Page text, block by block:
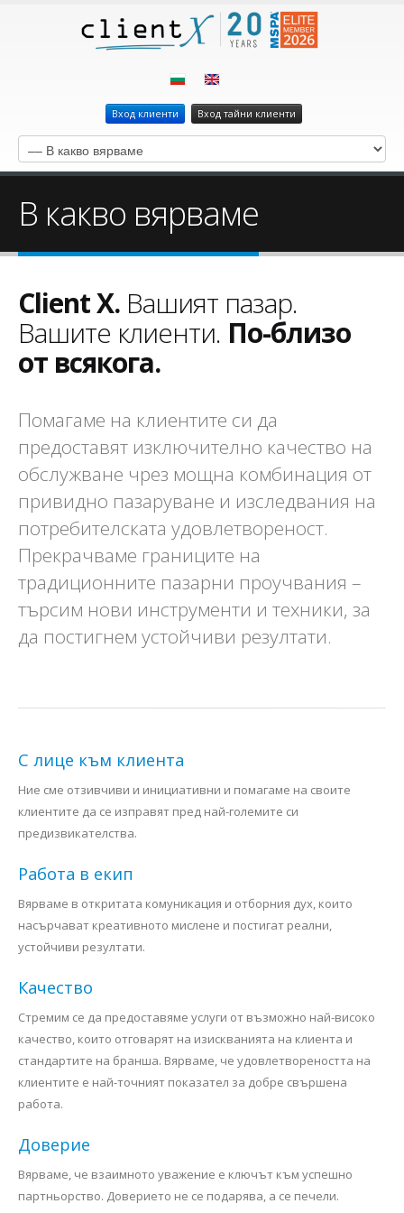
Вход клиенти Вход тайни клиенти
В какво вярваме
Client X. Вашият пазар.
Вашите клиенти. По-близо
от всякога.
Помагаме на клиентите си да
предоставят изключително качество на
обслужване чрез мощна комбинация от
привидно пазаруване и изследвания на
потребителската удовлетвореност.
Прекрачваме границите на
традиционните пазарни проучвания –
търсим нови инструменти и техники, за
да постигнем устойчиви резултати.
С лице към клиента
Ние сме отзивчиви и инициативни и помагаме на своите
клиентите да се изправят пред най-големите си
предизвикателства.
Работа в екип
Вярваме в откритата комуникация и отборния дух, които
насърчават креативното мислене и постигат реални,
устойчиви резултати.
Качество
Стремим се да предоставяме услуги от възможно най-високо
качество, които отговарят на изискванията на клиента и
стандартите на бранша. Вярваме, че удовлетвореността на
клиентите е най-точният показател за добре свършена
работа.
Доверие
Вярваме, че взаимното уважение е ключът към успешно
партньорство. Доверието не се подарява, а се печели.